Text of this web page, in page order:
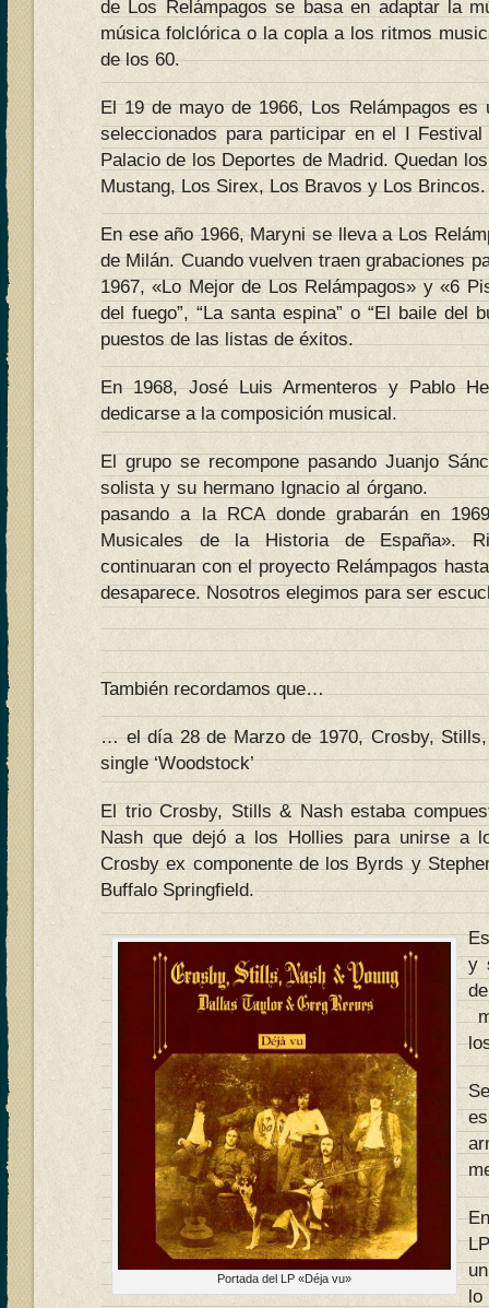
de Los Relámpagos se basa en adaptar la
música folclórica o la copla a los ritmos
de los 60.
El 19 de mayo de 1966, Los Relámpagos es
seleccionados para participar en el I
Palacio de los Deportes de Madrid. Quedan
Mustang, Los Sirex, Los Bravos y Los Brincos.
En ese año 1966, Maryni se lleva a Los
de Milán. Cuando vuelven traen grabaciones
1967, «Lo Mejor de Los Relámpagos» y «6
del fuego”, “La santa espina” o “El baile del
puestos de las listas de éxitos.
En 1968, José Luis Armenteros y Pablo
dedicarse a la composición musical.
El grupo se recompone pasando Juanjo
solista y su hermano Ignacio al órgano.
pasando a la RCA donde grabarán en
Musicales de la Historia de España».
continuaran con el proyecto Relámpagos
desaparece. Nosotros elegimos para ser
También recordamos que…
… el día 28 de Marzo de 1970, Crosby,
single ‘Woodstock’
El trio Crosby, Stills & Nash estaba
Nash que dejó a los Hollies para unirse a
Crosby ex componente de los Byrds y
Buffalo Springfield.
Portada del LP «Déja vu»
y
lo